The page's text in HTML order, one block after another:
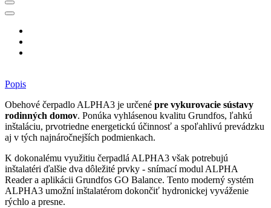
Popis
Obehové čerpadlo ALPHA3 je určené pre vykurovacie sústavy
rodinných domov. Ponúka vyhlásenou kvalitu Grundfos, ľahkú
inštaláciu, prvotriedne energetickú účinnosť a spoľahlivú prevádzku
aj v tých najnáročnejších podmienkach.
K dokonalému využitiu čerpadlá ALPHA3 však potrebujú
inštalatéri ďalšie dva dôležité prvky - snímací modul ALPHA
Reader a aplikácii Grundfos GO Balance. Tento moderný systém
ALPHA3 umožní inštalatérom dokončiť hydronickej vyváženie
rýchlo a presne.